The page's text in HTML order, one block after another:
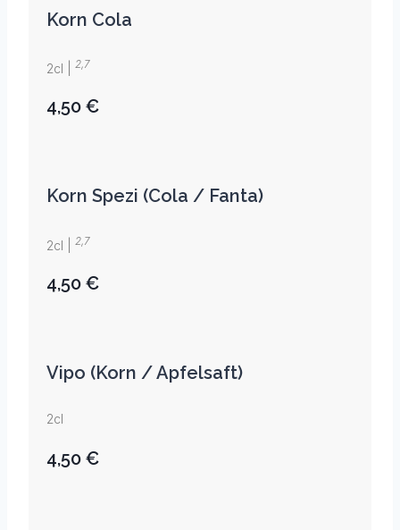
Korn Cola
2cl | 2,7
4,50 €
Korn Spezi (Cola / Fanta)
2cl | 2,7
4,50 €
Vipo (Korn / Apfelsaft)
2cl
4,50 €